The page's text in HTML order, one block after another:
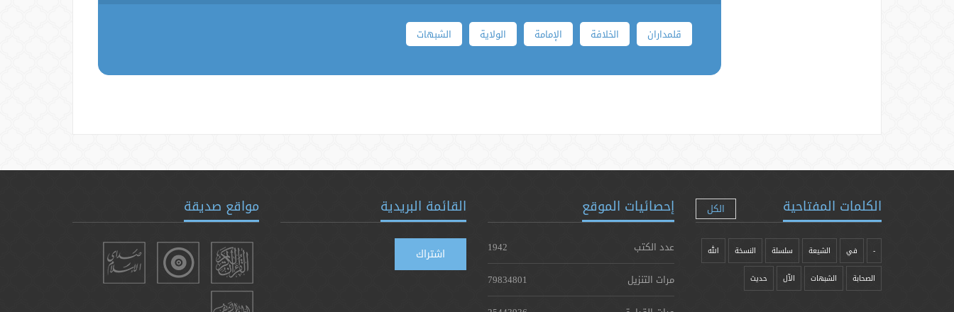
قلمداران الخلافة الإمامة الولاية الشبهات
الكلمات المفتاحية الكل
- في الشيعة سلسلة النسخة الله
الصحابة الشبهات الآل حدیث
إحصائيات الموقع
عدد الكتب
1942
مرات التنزيل
79834801
القائمة البريدية
اشتراك
مواقع صديقة